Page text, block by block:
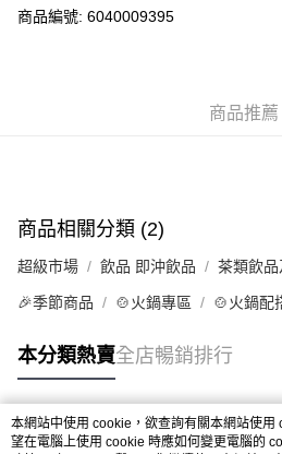
送貨方式
每筆HK$50.00，滿HK$200.00或以上免
UNY 門市自取
商品編號: 6040009395
商品推薦
商品相關分類 (2)
超級市場 飲品 即沖飲品 茶類飲
🎉季節商品 🍲火鍋專區 🍲火鍋配
本分類熱賣全店暢銷排行
熱門標籤
本網站中使用 cookie，欲查詢有關本網站使用
望在電腦上使用 cookie 時應如何變更電腦的